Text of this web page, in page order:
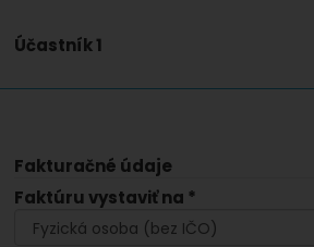
Účastník 1
Fakturačné údaje
Faktúru vystaviť na *